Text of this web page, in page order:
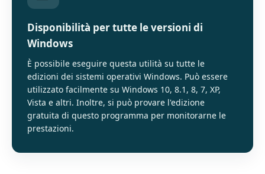
Disponibilità per tutte le versioni di
Windows
È possibile eseguire questa utilità su tutte le
edizioni dei sistemi operativi Windows. Può essere
utilizzato facilmente su Windows 10, 8.1, 8, 7, XP,
Vista e altri. Inoltre, si può provare l'edizione
gratuita di questo programma per monitorarne le
prestazioni.